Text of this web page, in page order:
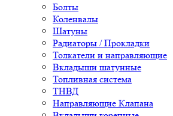
Болты
Коленвалы
Шатуны
Радиаторы / Прокладки
Толкатели и направляющие
Вкладыши шатунные
Топливная система
ТНВД
Направляющие Клапана